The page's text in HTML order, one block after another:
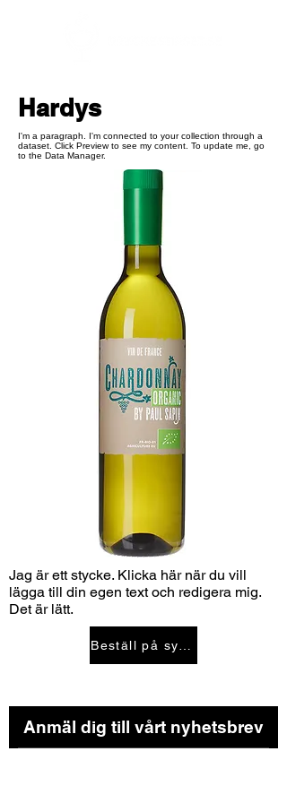
Hardys
I'm a paragraph. I'm connected to your collection through a
dataset. Click Preview to see my content. To update me, go
to the Data Manager.
Jag är ett stycke. Klicka här när du vill
lägga till din egen text och redigera mig.
Det är lätt.
Beställ på systembolaget
Anmäl dig till vårt nyhetsbrev